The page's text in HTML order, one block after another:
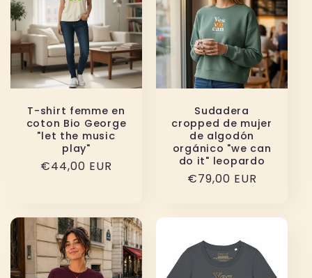
T-shirt femme en
coton Bio George
"let the music
play"
Precio
€44,00 EUR
Sudadera
cropped de mujer
de algodón
orgánico "we can
do it" leopardo
Precio
€79,00 EUR